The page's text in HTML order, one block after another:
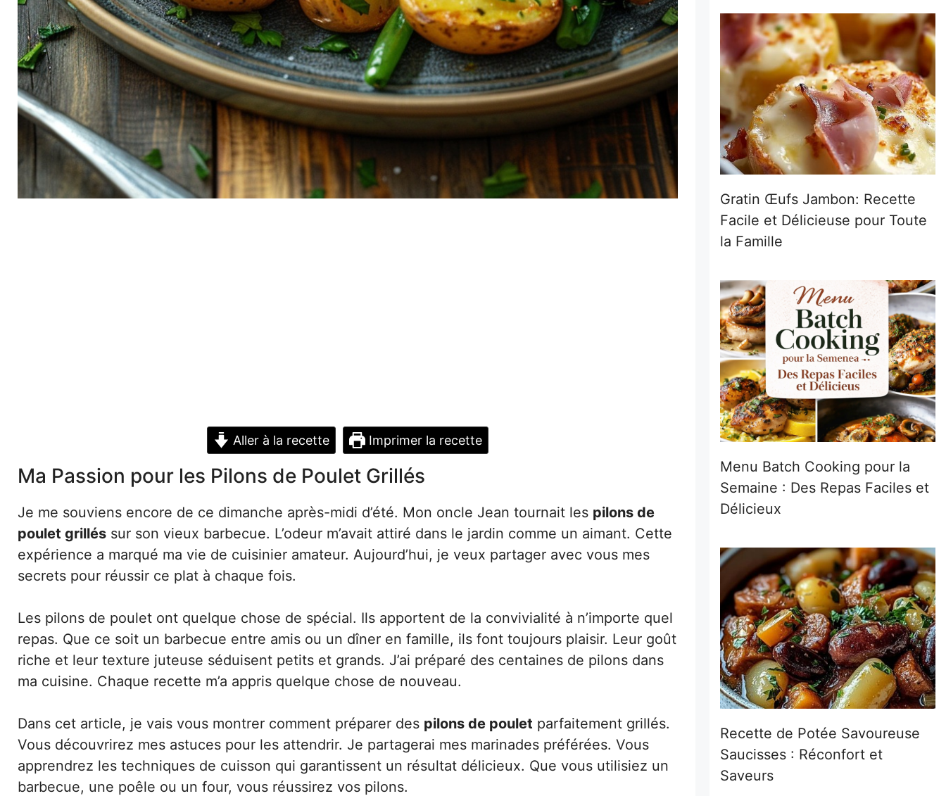
Aller à la recette Imprimer la recette
Ma Passion pour les Pilons de Poulet Grillés
Je me souviens encore de ce dimanche après-midi d’été. Mon oncle Jean tournait les pilons de
poulet grillés sur son vieux barbecue. L’odeur m’avait attiré dans le jardin comme un aimant. Cette
expérience a marqué ma vie de cuisinier amateur. Aujourd’hui, je veux partager avec vous mes
secrets pour réussir ce plat à chaque fois.
Les pilons de poulet ont quelque chose de spécial. Ils apportent de la convivialité à n’importe quel
repas. Que ce soit un barbecue entre amis ou un dîner en famille, ils font toujours plaisir. Leur goût
riche et leur texture juteuse séduisent petits et grands. J’ai préparé des centaines de pilons dans
ma cuisine. Chaque recette m’a appris quelque chose de nouveau.
Dans cet article, je vais vous montrer comment préparer des pilons de poulet parfaitement grillés.
Vous découvrirez mes astuces pour les attendrir. Je partagerai mes marinades préférées. Vous
apprendrez les techniques de cuisson qui garantissent un résultat délicieux. Que vous utilisiez un
barbecue, une poêle ou un four, vous réussirez vos pilons.
Gratin Œufs Jambon: Recette
Facile et Délicieuse pour Toute
la Famille
Menu Batch Cooking pour la
Semaine : Des Repas Faciles et
Délicieux
Recette de Potée Savoureuse
Saucisses : Réconfort et
Saveurs